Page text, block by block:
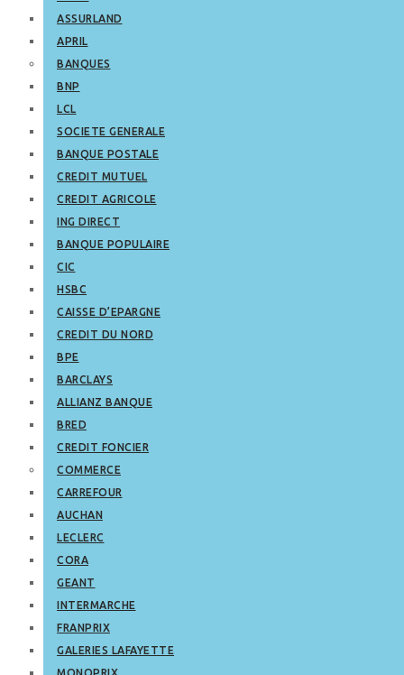
ASSURLAND
APRIL
BANQUES
BNP
LCL
SOCIETE GENERALE
BANQUE POSTALE
CREDIT MUTUEL
CREDIT AGRICOLE
ING DIRECT
BANQUE POPULAIRE
CIC
HSBC
CAISSE D’EPARGNE
CREDIT DU NORD
BPE
BARCLAYS
ALLIANZ BANQUE
BRED
CREDIT FONCIER
COMMERCE
CARREFOUR
AUCHAN
LECLERC
CORA
GEANT
INTERMARCHE
FRANPRIX
GALERIES LAFAYETTE